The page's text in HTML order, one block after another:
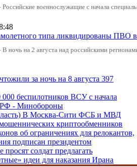
военнослужащие с начала
типа ликвидированы ПВО
ночь на 2 августа над российскими
за ночь на 8 августа 397
000 беспилотников ВСУ с начала
РФ - Минобороны
В Москва-Сити ФСБ и МВД
криптообменников
об ограничениях для релокантов,
подписан президентом
просят солдат предлагать
идеи для наказания Ирана